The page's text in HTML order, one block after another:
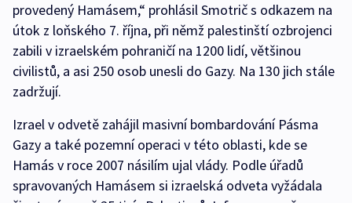
provedený Hamásem,“ prohlásil Smotrič s odkazem na
útok z loňského 7. října, při němž palestinští ozbrojenci
zabili v izraelském pohraničí na 1200 lidí, většinou
civilistů, a asi 250 osob unesli do Gazy. Na 130 jich stále
zadržují.
Izrael v odvetě zahájil masivní bombardování Pásma
Gazy a také pozemní operaci v této oblasti, kde se
Hamás v roce 2007 násilím ujal vlády. Podle úřadů
spravovaných Hamásem si izraelská odveta vyžádala